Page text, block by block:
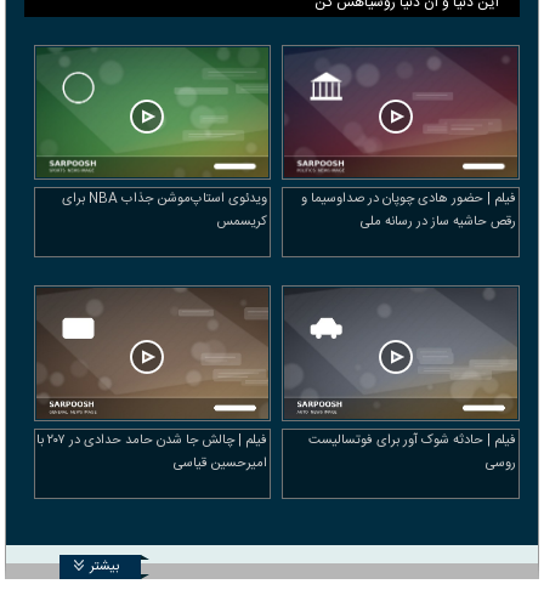
فیلم | حضور هادی چوپان در صداوسیما و
رقص حاشیه ساز در رسانه ملی
ویدئوی استاپ‌موشن جذاب NBA برای
کریسمس
فیلم | حادثه شوک آور برای فوتسالیست
روسی
فیلم | چالش جا شدن حامد حدادی در ۲۰۷ با
امیرحسین قیاسی
بیشتر